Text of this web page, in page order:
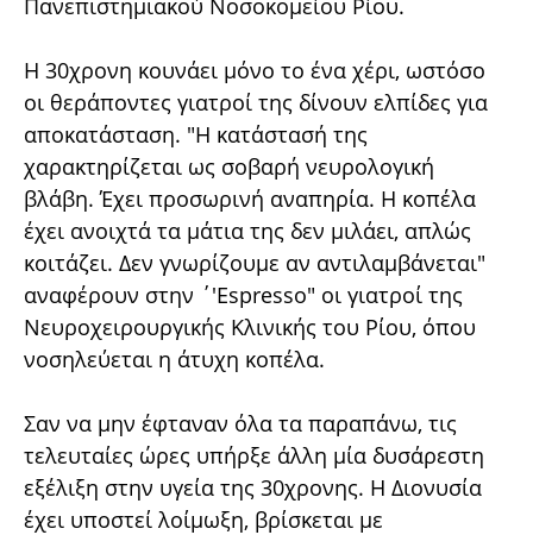
Πανεπιστημιακού Νοσοκομείου Ρίου.
Η 30χρονη κουνάει μόνο το ένα χέρι, ωστόσο
οι θεράποντες γιατροί της δίνουν ελπίδες για
αποκατάσταση. "Η κατάστασή της
χαρακτηρίζεται ως σοβαρή νευρολογική
βλάβη. Έχει προσωρινή αναπηρία. Η κοπέλα
έχει ανοιχτά τα μάτια της δεν μιλάει, απλώς
κοιτάζει. Δεν γνωρίζουμε αν αντιλαμβάνεται"
αναφέρουν στην ΄'Espresso" οι γιατροί της
Νευροχειρουργικής Κλινικής του Ρίου, όπου
νοσηλεύεται η άτυχη κοπέλα.
Σαν να μην έφταναν όλα τα παραπάνω, τις
τελευταίες ώρες υπήρξε άλλη μία δυσάρεστη
εξέλιξη στην υγεία της 30χρονης. Η Διονυσία
έχει υποστεί λοίμωξη, βρίσκεται με